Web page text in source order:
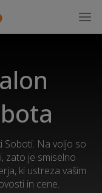
Soboti. Na voljo so
zato je smiselno
ki ustreza vašim
in cene.